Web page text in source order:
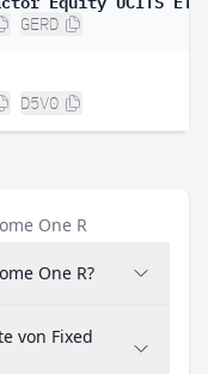
GERD
D5V0
One R
One R?
von Fixed